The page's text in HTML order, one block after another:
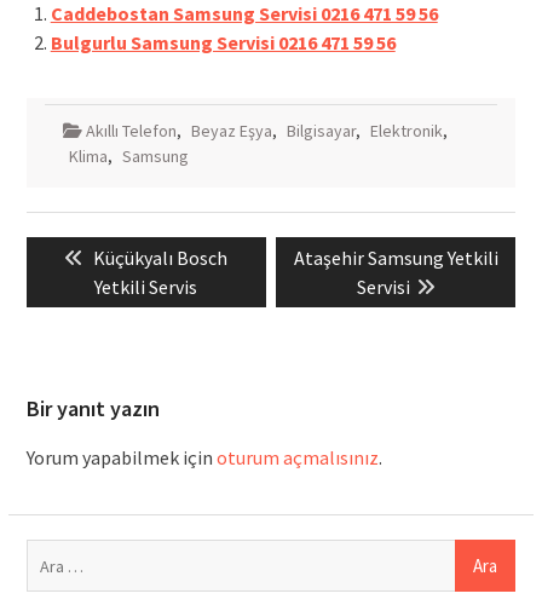
Caddebostan Samsung Servisi 0216 471 59 56
Bulgurlu Samsung Servisi 0216 471 59 56
Akıllı Telefon, Beyaz Eşya, Bilgisayar, Elektronik,
Klima, Samsung
Yazı
gezinmesi
Previous
post:
Küçükyalı Bosch
Yetkili Servis
Next
Ataşehir Samsung Yetkili
Servisi
Bir yanıt yazın
Yorum yapabilmek için oturum açmalısınız.